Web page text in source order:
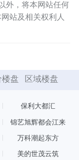
外，将本网站任何
站及相关权利人
楼盘 区域楼盘
保利大都汇
锦艺旭辉都会江来
万科潮起东方
美的世茂云筑